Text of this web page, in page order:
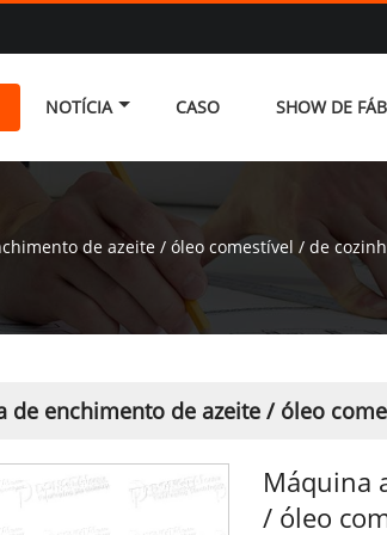
NOTÍCIA CASO SHOW DE
de azeite / óleo comestível / de
de enchimento de azeite / óleo
Máquina
/ óleo